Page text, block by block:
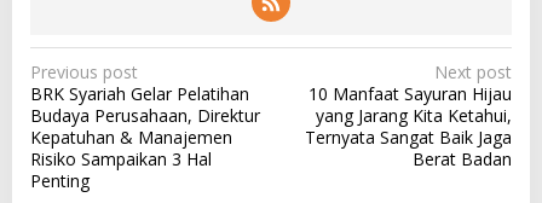
P
o
s
t
Previous post
BRK Syariah Gelar Pelatihan
Budaya Perusahaan, Direktur
Kepatuhan & Manajemen
Risiko Sampaikan 3 Hal
Penting
Next post
10 Manfaat Sayuran Hijau
yang Jarang Kita Ketahui,
Ternyata Sangat Baik Jaga
Berat Badan